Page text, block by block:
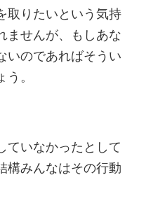
取りたいという気持
ませんが、もしあな
いのであればそうい
。
ていなかったとして
構みんなはその行動